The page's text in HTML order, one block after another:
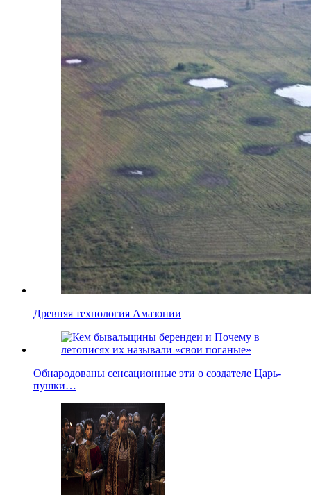
Древняя технология Амазонии
Обнародованы сенсационные эти о создателе Царь-
пушки…